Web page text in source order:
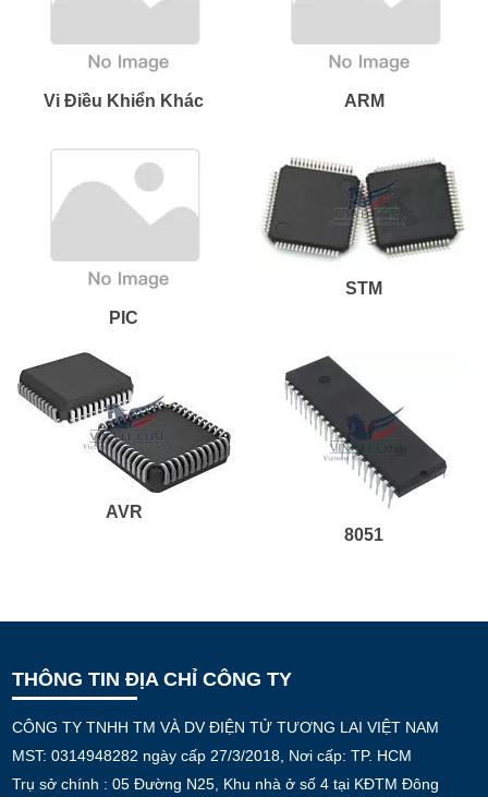
Vi Điều Khiển Khác ARM
PIC
STM
AVR
8051
THÔNG TIN ĐỊA CHỈ CÔNG TY
CÔNG TY TNHH TM VÀ DV ĐIỆN TỬ TƯƠNG LAI VIỆT NAM
MST: 0314948282 ngày cấp 27/3/2018, Nơi cấp: TP. HCM
Trụ sở chính : 05 Đường N25, Khu nhà ở số 4 tại KĐTM Đông